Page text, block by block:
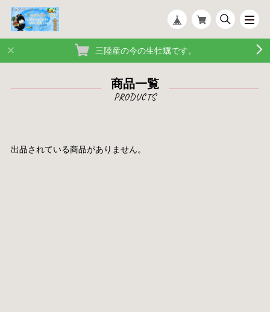
三陸産の今の生牡蠣です。
商品一覧
出品されている商品がありません。